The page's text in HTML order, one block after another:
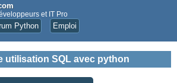
et IT Pro
Python Emploi
utilisation SQL avec python